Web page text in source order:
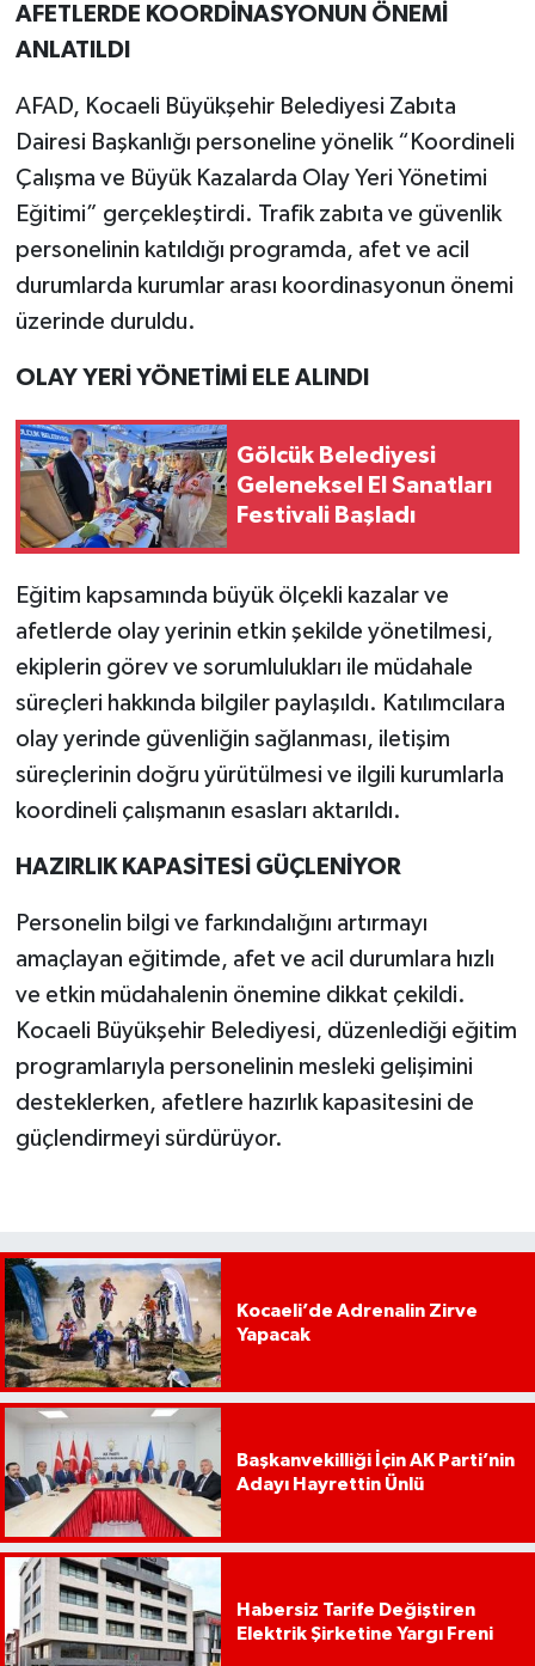
AFETLERDE KOORDİNASYONUN ÖNEMİ
ANLATILDI
AFAD, Kocaeli Büyükşehir Belediyesi Zabıta
Dairesi Başkanlığı personeline yönelik “Koordineli
Çalışma ve Büyük Kazalarda Olay Yeri Yönetimi
Eğitimi” gerçekleştirdi. Trafik zabıta ve güvenlik
personelinin katıldığı programda, afet ve acil
durumlarda kurumlar arası koordinasyonun önemi
üzerinde duruldu.
OLAY YERİ YÖNETİMİ ELE ALINDI
Gölcük Belediyesi
Geleneksel El Sanatları
Festivali Başladı
Eğitim kapsamında büyük ölçekli kazalar ve
afetlerde olay yerinin etkin şekilde yönetilmesi,
ekiplerin görev ve sorumlulukları ile müdahale
süreçleri hakkında bilgiler paylaşıldı. Katılımcılara
olay yerinde güvenliğin sağlanması, iletişim
süreçlerinin doğru yürütülmesi ve ilgili kurumlarla
koordineli çalışmanın esasları aktarıldı.
HAZIRLIK KAPASİTESİ GÜÇLENİYOR
Personelin bilgi ve farkındalığını artırmayı
amaçlayan eğitimde, afet ve acil durumlara hızlı
ve etkin müdahalenin önemine dikkat çekildi.
Kocaeli Büyükşehir Belediyesi, düzenlediği eğitim
programlarıyla personelinin mesleki gelişimini
desteklerken, afetlere hazırlık kapasitesini de
güçlendirmeyi sürdürüyor.
Kocaeli’de Adrenalin Zirve
Yapacak
Başkanvekilliği İçin AK Parti’nin
Adayı Hayrettin Ünlü
Habersiz Tarife Değiştiren
Elektrik Şirketine Yargı Freni